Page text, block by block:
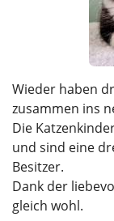
Wieder haben
zusammen ins
Die
und sind eine
Besitzer.
Dank der
gleich wohl.